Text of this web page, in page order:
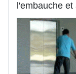
l'embauche